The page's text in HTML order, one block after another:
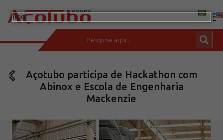
ESPAÇO DO CLIENTE
Barras de Aço Carbono
Açotubo participa de Hackathon com
Abinox e Escola de Engenharia
Mackenzie